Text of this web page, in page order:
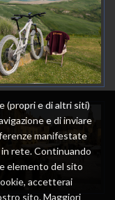
(propri e di altri siti)
e di inviare
manifestate
rete. Continuando
elemento del sito
accetterai
sito. Maggiori